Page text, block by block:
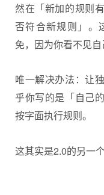
然在「新加的规则
否符合新规则」。
免，因为你看不见自
唯一解决办法：让
乎你写的是「自己
按字面执行规则。
这其实是2.0的另一